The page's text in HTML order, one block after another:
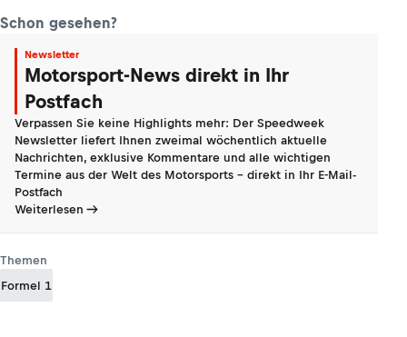
Schon gesehen?
Newsletter
Motorsport-News direkt in Ihr
Postfach
Verpassen Sie keine Highlights mehr: Der Speedweek
Newsletter liefert Ihnen zweimal wöchentlich aktuelle
Nachrichten, exklusive Kommentare und alle wichtigen
Termine aus der Welt des Motorsports - direkt in Ihr E-Mail-
Postfach
Weiterlesen
Themen
Formel 1